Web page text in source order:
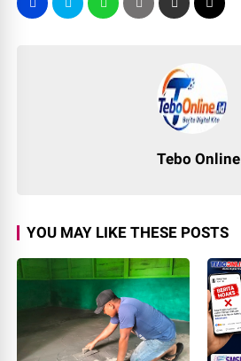
Tebo Online
YOU MAY LIKE THESE POSTS